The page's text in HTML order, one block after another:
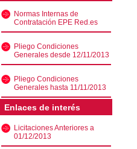
Normas Internas de
Contratación EPE Red.es
Pliego Condiciones
Generales desde 12/11/2013
Pliego Condiciones
Generales hasta 11/11/2013
Enlaces de interés
Licitaciones Anteriores a
01/12/2013